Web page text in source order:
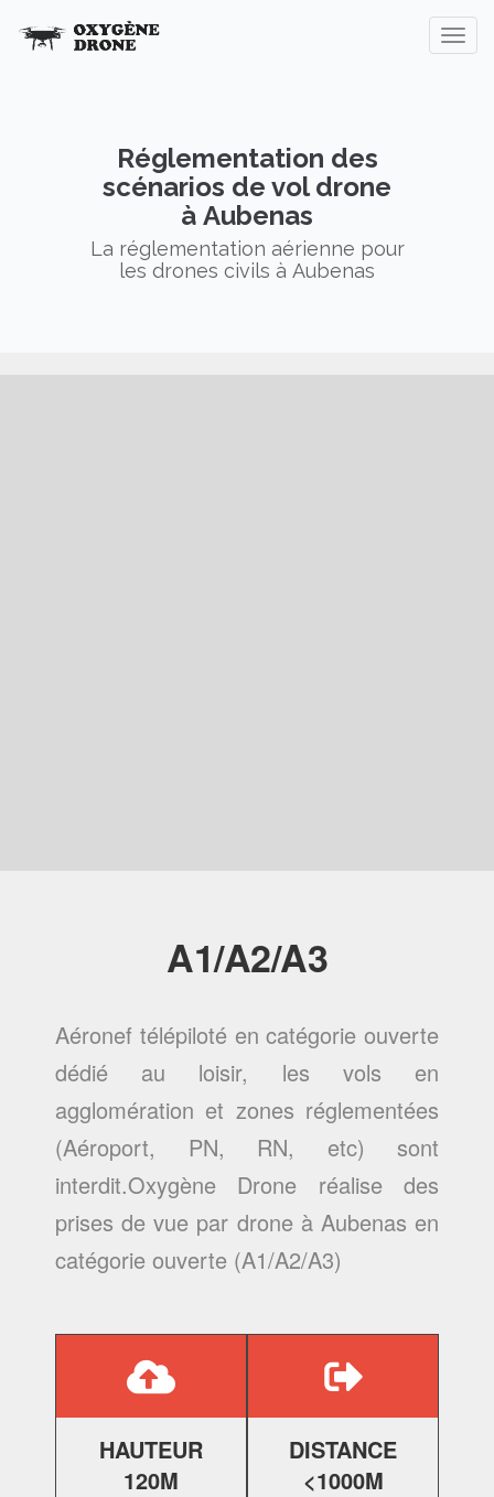
Réglementation des
scénarios de vol drone
à Aubenas
La réglementation aérienne pour
les drones civils à Aubenas
A1/A2/A3
Aéronef télépiloté en catégorie ouverte
dédié au loisir, les vols en
agglomération et zones réglementées
(Aéroport, PN, RN, etc) sont
interdit.Oxygène Drone réalise des
prises de vue par drone à Aubenas en
catégorie ouverte (A1/A2/A3)
HAUTEUR
120M
DISTANCE
<1000M